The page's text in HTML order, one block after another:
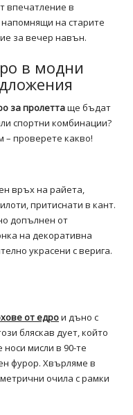
впечатление в
на старите
за вечер навън.
в модни
за пролеттаще бъдат
спортни комбинации?
– проверете какво!
връх на райета,
притиснати в кант.
допълнен от
на декоративна
украсени с верига.
от едрои дъно с
бляскав дует, който
мисли в 90-те
фурор. Хвърляме в
очила с рамки